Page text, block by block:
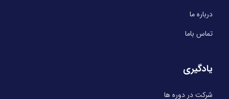
درباره ما
تماس باما
یادگیری
شرکت در دوره ها